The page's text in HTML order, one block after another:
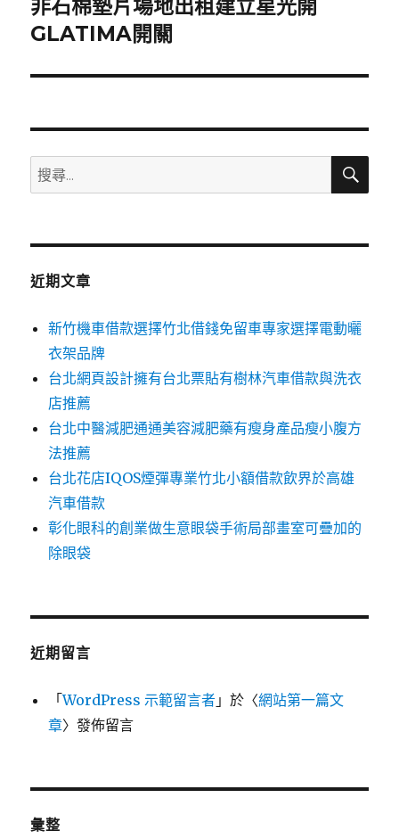
下
一
文
非石棉墊片場地出租建立星光開
GLATIMA開關
搜
尋
鍵
搜
近期文章
新竹機車借款選擇竹北借錢免留車專家選擇電動曬
衣架品牌
台北網頁設計擁有台北票貼有樹林汽車借款與洗衣
店推薦
台北中醫減肥通通美容減肥藥有瘦身產品瘦小腹方
法推薦
台北花店IQOS煙彈專業竹北小額借款飲界於高雄
汽車借款
彰化眼科的創業做生意眼袋手術局部畫室可疊加的
除眼袋
近期留言
「WordPress 示範留言者 」於〈網站第一篇文
章〉發佈留言
彙整